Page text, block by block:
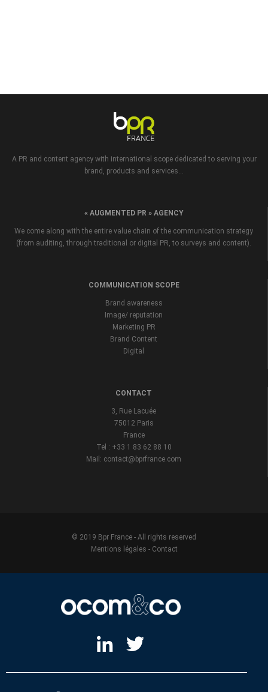
A PR and content agency with international scope dedicated to serving your
brand, products and services...
« AUGMENTED PR » AGENCY
We come along with the entire value chain of the communication strategy
(from auditing, through traditional or digital PR, to surveys and content).
COMMUNICATION SCOPE
Brand awareness
Image/ reputation
Marketing PR
Brand Content
Digital
CONTACT
3, Rue Lacuée
75012 Paris
France
Tel : +33 1 83 62 88 10
Mail: contact@bprfrance.com
© 2019 Bpr France - All rights reserved
Mentions légales - Contact